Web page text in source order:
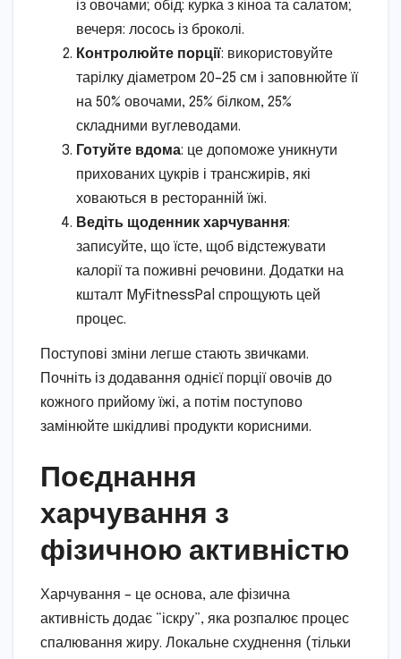
із овочами; обід: курка з кіноа та салатом;
вечеря: лосось із броколі.
Контролюйте порції: використовуйте
тарілку діаметром 20–25 см і заповнюйте її
на 50% овочами, 25% білком, 25%
складними вуглеводами.
Готуйте вдома: це допоможе уникнути
прихованих цукрів і трансжирів, які
ховаються в ресторанній їжі.
Ведіть щоденник харчування:
записуйте, що їсте, щоб відстежувати
калорії та поживні речовини. Додатки на
кшталт MyFitnessPal спрощують цей
процес.
Поступові зміни легше стають звичками.
Почніть із додавання однієї порції овочів до
кожного прийому їжі, а потім поступово
замінюйте шкідливі продукти корисними.
Поєднання
харчування з
фізичною активністю
Харчування – це основа, але фізична
активність додає “іскру”, яка розпалює процес
спалювання жиру. Локальне схуднення (тільки